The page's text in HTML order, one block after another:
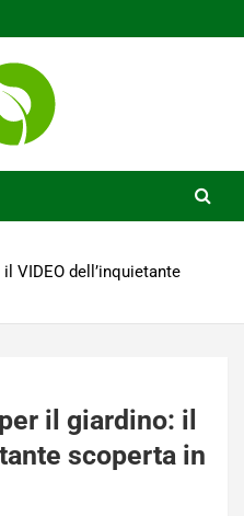
VIDEO dell’inquietante
il giardino: il
scoperta in